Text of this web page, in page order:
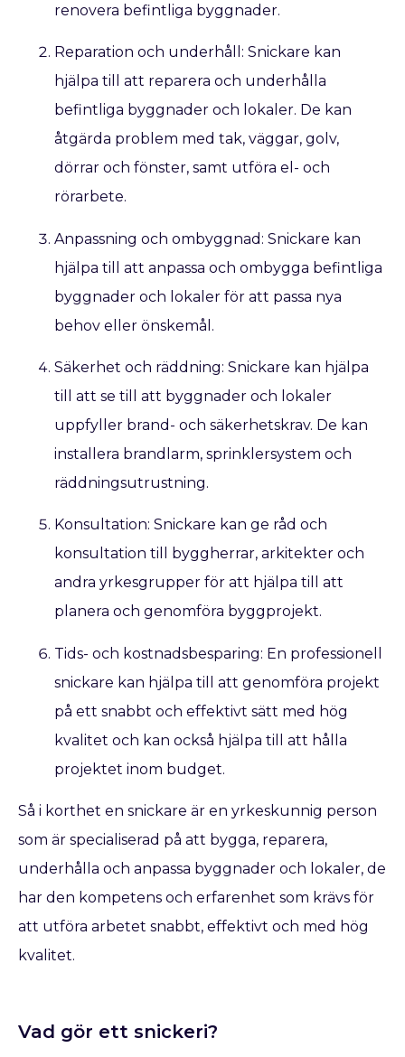
renovera befintliga byggnader.
Reparation och underhåll: Snickare kan
hjälpa till att reparera och underhålla
befintliga byggnader och lokaler. De kan
åtgärda problem med tak, väggar, golv,
dörrar och fönster, samt utföra el- och
rörarbete.
Anpassning och ombyggnad: Snickare kan
hjälpa till att anpassa och ombygga befintliga
byggnader och lokaler för att passa nya
behov eller önskemål.
Säkerhet och räddning: Snickare kan hjälpa
till att se till att byggnader och lokaler
uppfyller brand- och säkerhetskrav. De kan
installera brandlarm, sprinklersystem och
räddningsutrustning.
Konsultation: Snickare kan ge råd och
konsultation till byggherrar, arkitekter och
andra yrkesgrupper för att hjälpa till att
planera och genomföra byggprojekt.
Tids- och kostnadsbesparing: En professionell
snickare kan hjälpa till att genomföra projekt
på ett snabbt och effektivt sätt med hög
kvalitet och kan också hjälpa till att hålla
projektet inom budget.
Så i korthet en snickare är en yrkeskunnig person
som är specialiserad på att bygga, reparera,
underhålla och anpassa byggnader och lokaler, de
har den kompetens och erfarenhet som krävs för
att utföra arbetet snabbt, effektivt och med hög
kvalitet.
Vad gör ett snickeri?